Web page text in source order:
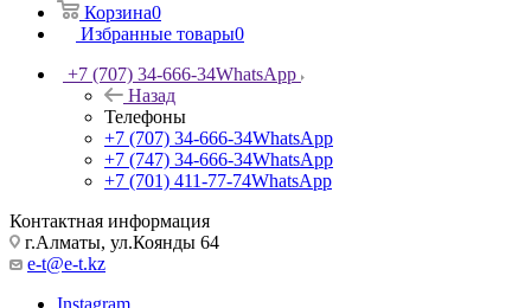
Корзина0
Избранные товары0
+7 (707) 34-666-34WhatsApp
Назад
Телефоны
+7 (707) 34-666-34WhatsApp
+7 (747) 34-666-34WhatsApp
+7 (701) 411-77-74WhatsApp
Контактная информация
г.Алматы, ул.Коянды 64
e-t@e-t.kz
Instagram